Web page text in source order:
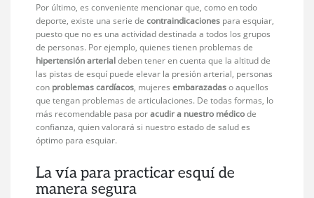
Por último, es conveniente mencionar que, como en todo
deporte, existe una serie decontraindicaciones para esquiar,
puesto que no es una actividad destinada a todos los grupos
de personas. Por ejemplo, quienes tienen problemas de
hipertensión arterialdeben tener en cuenta que la altitud de
las pistas de esquí puede elevar la presión arterial, personas
con problemas cardíacos, mujeresembarazadaso aquellos
que tengan problemas de articulaciones. De todas formas, lo
más recomendable pasa poracudir a nuestro médicode
confianza, quien valorará si nuestro estado de salud es
óptimo para esquiar.
La vía para practicar esquí de
manera segura